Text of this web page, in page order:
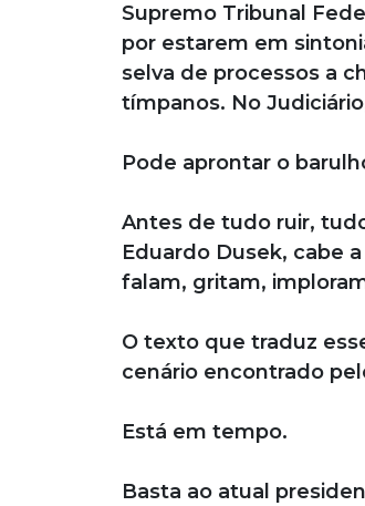
Supremo Tribunal
por estarem em
selva de processos a
tímpanos. No
Pode aprontar o
Antes de tudo ruir,
Eduardo Dusek, cabe
falam, gritam,
O texto que traduz
cenário encontrado
Está em tempo.
Basta ao atual